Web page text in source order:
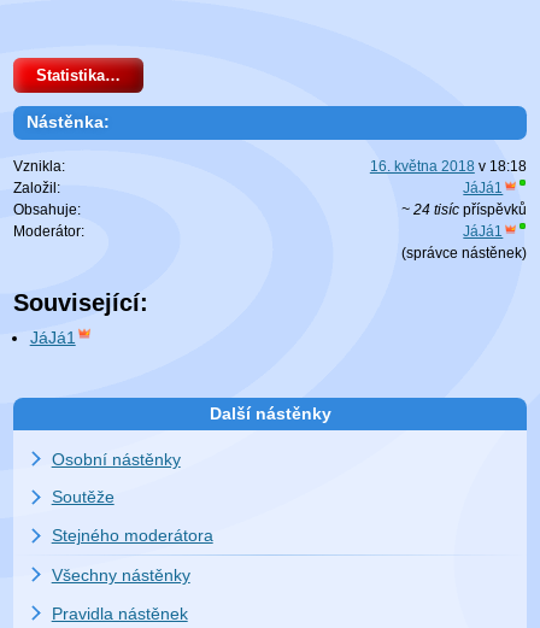
Statistika…
Nástěnka:
Vznikla: 16. května 2018 v 18:18
Založil:
JáJá1
Obsahuje:
~ 24 tisícpříspěvků
Moderátor:
JáJá1
(správce nástěnek)
Související:
JáJá1
Další nástěnky
Osobní nástěnky
Soutěže
Stejného moderátora
Všechny nástěnky
Pravidla nástěnek